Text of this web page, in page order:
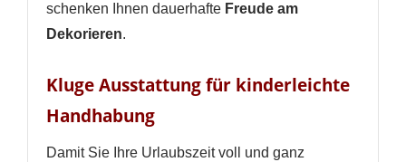
schenken Ihnen dauerhafte Freude am
Dekorieren.
Kluge Ausstattung für kinderleichte
Handhabung
Damit Sie Ihre Urlaubszeit voll und ganz